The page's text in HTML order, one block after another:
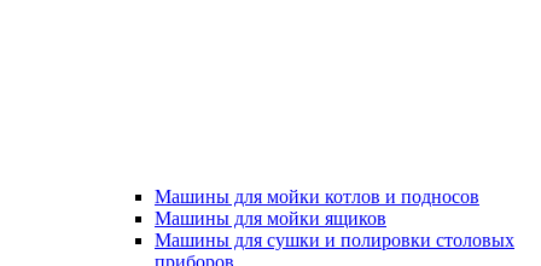
Машины для мойки котлов и подносов
Машины для мойки ящиков
Машины для сушки и полировки столовых
приборов